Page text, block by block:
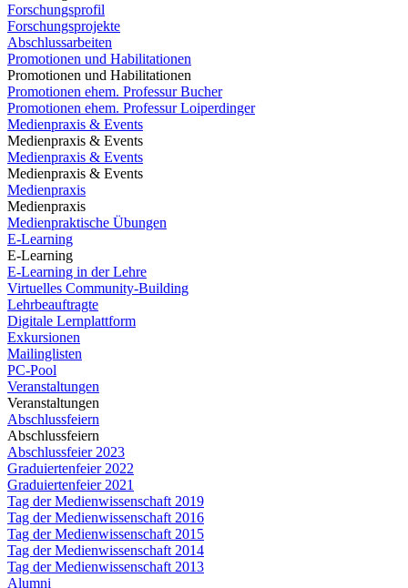
Forschungsprofil
Forschungsprojekte
Abschlussarbeiten
Promotionen und Habilitationen
Promotionen und Habilitationen
Promotionen ehem. Professur Bucher
Promotionen ehem. Professur Loiperdinger
Medienpraxis & Events
Medienpraxis & Events
Medienpraxis & Events
Medienpraxis & Events
Medienpraxis
Medienpraxis
Medienpraktische Übungen
E-Learning
E-Learning
E-Learning in der Lehre
Virtuelles Community-Building
Lehrbeauftragte
Digitale Lernplattform
Exkursionen
Mailinglisten
PC-Pool
Veranstaltungen
Veranstaltungen
Abschlussfeiern
Abschlussfeiern
Abschlussfeier 2023
Graduiertenfeier 2022
Graduiertenfeier 2021
Tag der Medienwissenschaft 2019
Tag der Medienwissenschaft 2016
Tag der Medienwissenschaft 2015
Tag der Medienwissenschaft 2014
Tag der Medienwissenschaft 2013
Alumni